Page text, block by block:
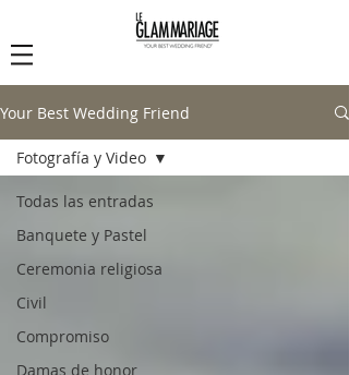
Your Best Wedding Friend
Todas las entradas
Banquete y Pastel
Ceremonia religiosa
Civil
Compromiso
Damas de honor
Fotografía y Video